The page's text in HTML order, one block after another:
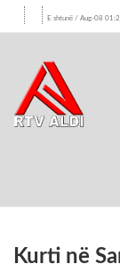
E shtunë / Aug-08
Kurti në